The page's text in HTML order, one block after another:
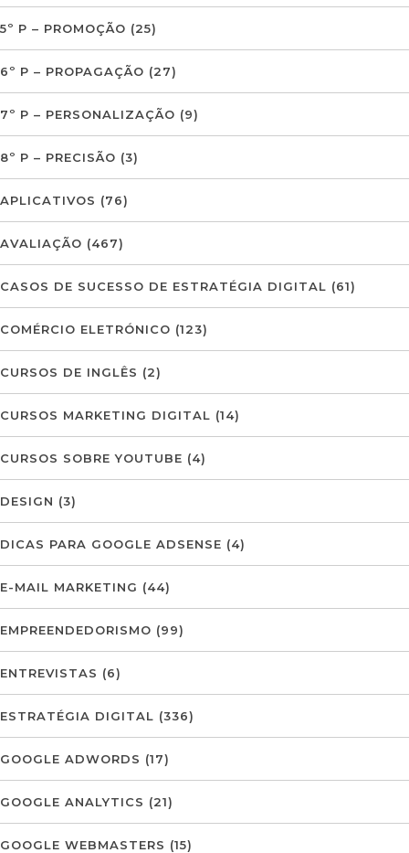
5º P – PROMOÇÃO (25)
6º P – PROPAGAÇÃO (27)
7º P – PERSONALIZAÇÃO (9)
8º P – PRECISÃO (3)
APLICATIVOS (76)
AVALIAÇÃO (467)
CASOS DE SUCESSO DE ESTRATÉGIA DIGITAL (61)
COMÉRCIO ELETRÓNICO (123)
CURSOS DE INGLÊS (2)
CURSOS MARKETING DIGITAL (14)
CURSOS SOBRE YOUTUBE (4)
DESIGN (3)
DICAS PARA GOOGLE ADSENSE (4)
E-MAIL MARKETING (44)
EMPREENDEDORISMO (99)
ENTREVISTAS (6)
ESTRATÉGIA DIGITAL (336)
GOOGLE ADWORDS (17)
GOOGLE ANALYTICS (21)
GOOGLE WEBMASTERS (15)